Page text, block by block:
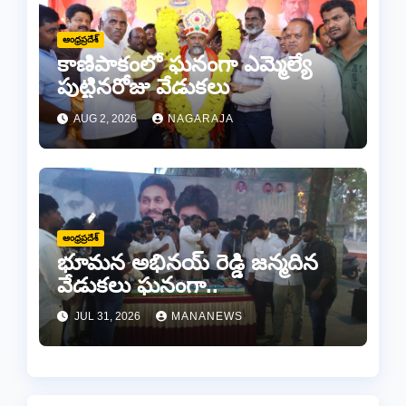
ఆంధ్రప్రదేశ్
కాణిపాకంలో ఘనంగా ఎమ్మెల్యే
పుట్టినరోజు వేడుకలు
AUG 2, 2026 NAGARAJA
ఆంధ్రప్రదేశ్
భూమన అభినయ్ రెడ్డి జన్మదిన
వేడుకలు ఘనంగా..
JUL 31, 2026 MANANEWS